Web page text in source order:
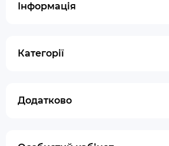
Інформація
Категорії
Додатково